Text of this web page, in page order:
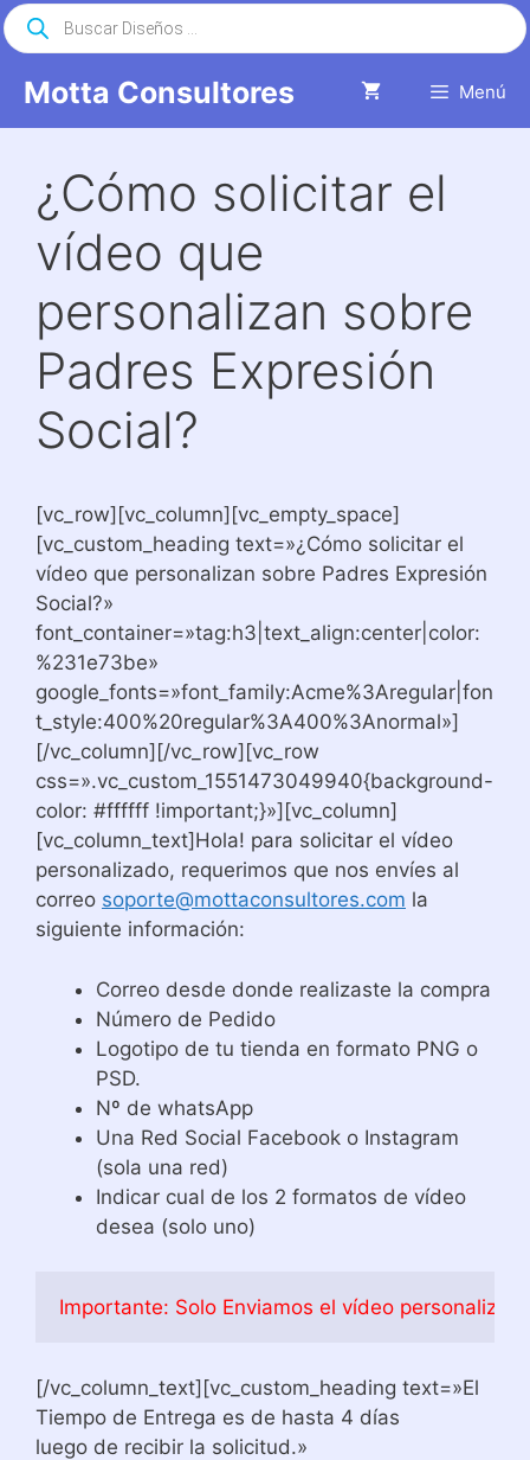
Saltar
al
Motta Consultores Menú
Búsqueda
de
productos
¿Cómo solicitar el
vídeo que
personalizan sobre
Padres Expresión
Social?
[vc_row][vc_column][vc_empty_space]
[vc_custom_heading text=»¿Cómo solicitar el
vídeo que personalizan sobre Padres Expresión
Social?»
font_container=»tag:h3|text_align:center|color:
%231e73be»
google_fonts=»font_family:Acme%3Aregular|fon
t_style:400%20regular%3A400%3Anormal»]
[/vc_column][/vc_row][vc_row
css=».vc_custom_1551473049940{background-
color: #ffffff !important;}»][vc_column]
[vc_column_text]Hola! para solicitar el vídeo
personalizado, requerimos que nos envíes al
correo soporte@mottaconsultores.com la
siguiente información:
Correo desde donde realizaste la compra
Número de Pedido
Logotipo de tu tienda en formato PNG o
PSD.
Nº de whatsApp
Una Red Social Facebook o Instagram
(sola una red)
Indicar cual de los 2 formatos de vídeo
desea (solo uno)
Importante: Solo Enviamos el vídeo
[/vc_column_text][vc_custom_heading text=»El
Tiempo de Entrega es de hasta 4 días
luego de recibir la solicitud.»